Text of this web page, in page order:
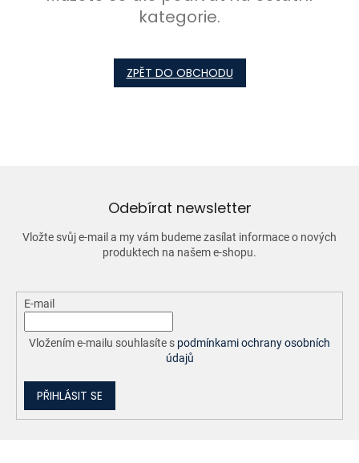
kategorie.
ZPĚT DO OBCHODU
Odebírat newsletter
Vložte svůj e-mail a my vám budeme zasílat informace o nových
produktech na našem e-shopu.
E-mail
Vložením e-mailu souhlasíte s podmínkami ochrany osobních
údajů
PŘIHLÁSIT SE